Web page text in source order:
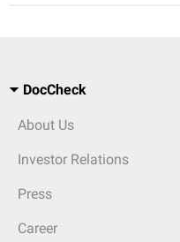
DocCheck
About Us
Investor Relations
Press
Career